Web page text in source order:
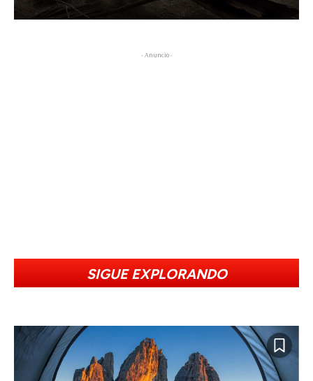
- Anuncio -
SIGUE EXPLORANDO